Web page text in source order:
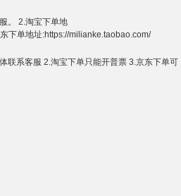
。 2.淘宝下单地
下单地址:https://milianke.taobao.com/
联系客服 2.淘宝下单只能开普票 3.京东下单可